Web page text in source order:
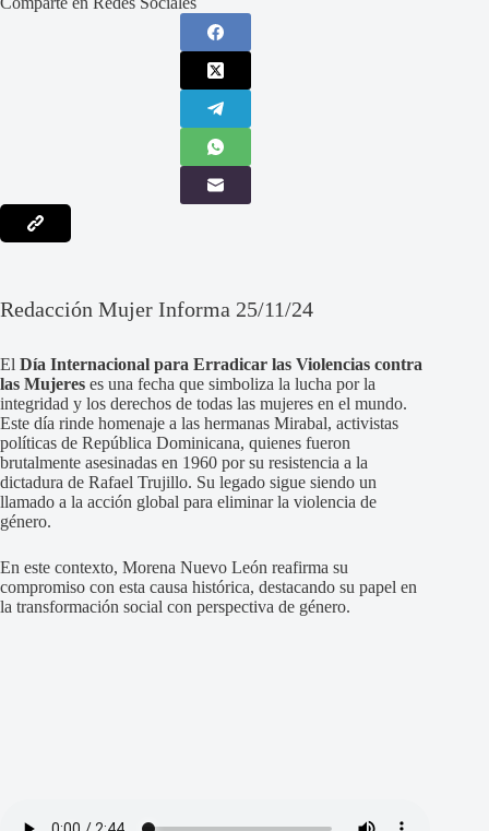
Redacción Mujer Informa 25/11/24
El Día Internacional para Erradicar las Violencias contra
las Mujeres es una fecha que simboliza la lucha por la
integridad y los derechos de todas las mujeres en el mundo.
Este día rinde homenaje a las hermanas Mirabal, activistas
políticas de República Dominicana, quienes fueron
brutalmente asesinadas en 1960 por su resistencia a la
dictadura de Rafael Trujillo. Su legado sigue siendo un
llamado a la acción global para eliminar la violencia de
género.
En este contexto, Morena Nuevo León reafirma su
compromiso con esta causa histórica, destacando su papel en
la transformación social con perspectiva de género.